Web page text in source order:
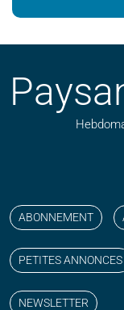
ABONNEMENT
PETITES ANNONCES
NEWSLETTER